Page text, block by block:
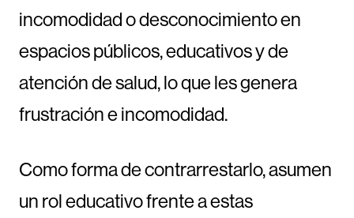
incomodidad o desconocimiento en
espacios públicos, educativos y de
atención de salud, lo que les genera
frustración e incomodidad.
Como forma de contrarrestarlo, asumen
un rol educativo frente a estas